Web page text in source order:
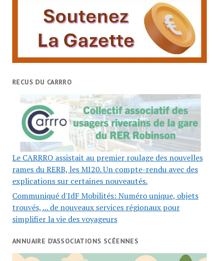
RECUS DU CARRRO
Le CARRRO assistait au premier roulage des nouvelles
rames du RERB, les MI20. Un compte-rendu avec des
explications sur certaines nouveautés.
Communiqué d'IdF Mobilités: Numéro unique, objets
trouvés, ... de nouveaux services régionaux pour
simplifier la vie des voyageurs
ANNUAIRE D’ASSOCIATIONS SCÉENNES